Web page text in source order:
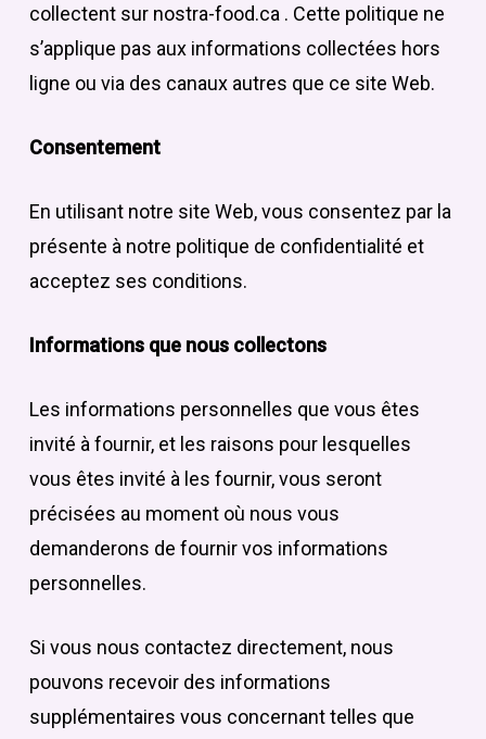
collectent sur nostra-food.ca . Cette politique ne
s’applique pas aux informations collectées hors
ligne ou via des canaux autres que ce site Web.
Consentement
En utilisant notre site Web, vous consentez par la
présente à notre politique de confidentialité et
acceptez ses conditions.
Informations que nous collectons
Les informations personnelles que vous êtes
invité à fournir, et les raisons pour lesquelles
vous êtes invité à les fournir, vous seront
précisées au moment où nous vous
demanderons de fournir vos informations
personnelles.
Si vous nous contactez directement, nous
pouvons recevoir des informations
supplémentaires vous concernant telles que